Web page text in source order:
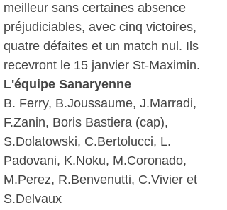
meilleur sans certaines absence
préjudiciables, avec cinq victoires,
quatre défaites et un match nul. Ils
recevront le 15 janvier St-Maximin.
L'équipe Sanaryenne
B. Ferry, B.Joussaume, J.Marradi,
F.Zanin, Boris Bastiera (cap),
S.Dolatowski, C.Bertolucci, L.
Padovani, K.Noku, M.Coronado,
M.Perez, R.Benvenutti, C.Vivier et
S.Delvaux